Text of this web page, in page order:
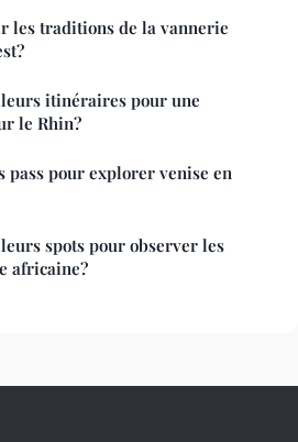
les traditions de la vannerie
itinéraires pour une
le Rhin?
pass pour explorer venise en
spots pour observer les
africaine?